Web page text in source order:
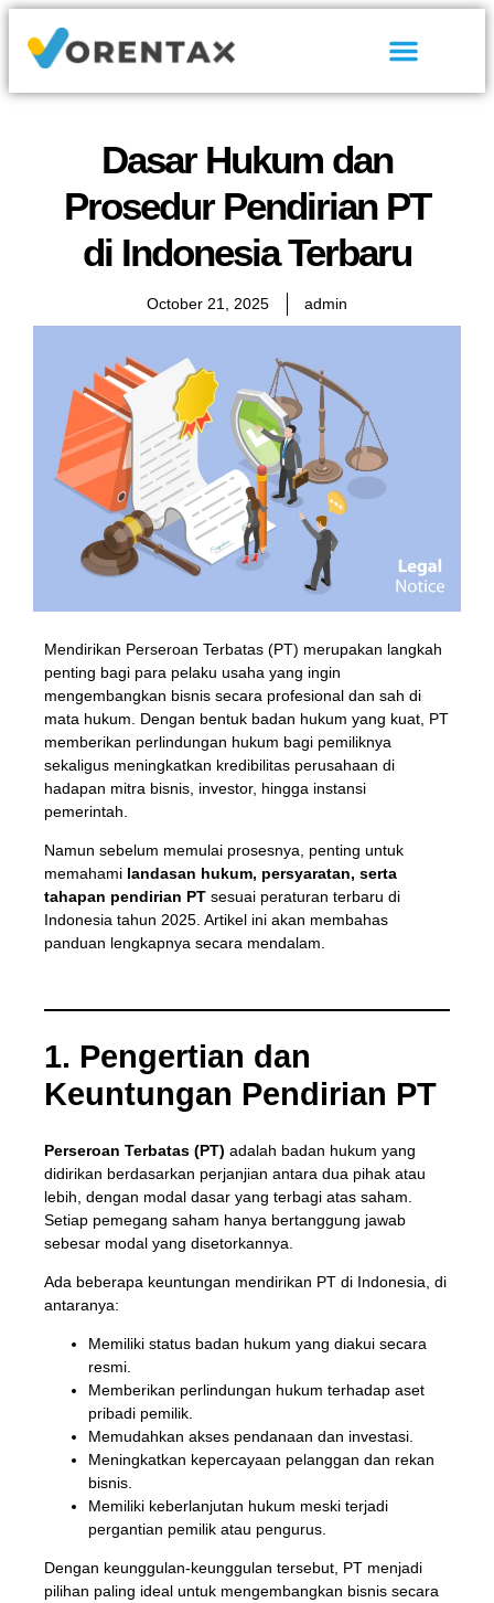
Dasar Hukum dan
Prosedur Pendirian PT
di Indonesia Terbaru
October 21, 2025 admin
Mendirikan Perseroan Terbatas (PT) merupakan langkah
penting bagi para pelaku usaha yang ingin
mengembangkan bisnis secara profesional dan sah di
mata hukum. Dengan bentuk badan hukum yang kuat, PT
memberikan perlindungan hukum bagi pemiliknya
sekaligus meningkatkan kredibilitas perusahaan di
hadapan mitra bisnis, investor, hingga instansi
pemerintah.
Namun sebelum memulai prosesnya, penting untuk
memahami landasan hukum, persyaratan, serta
tahapan pendirian PTsesuai peraturan terbaru di
Indonesia tahun 2025. Artikel ini akan membahas
panduan lengkapnya secara mendalam.
1. Pengertian dan
Keuntungan Pendirian PT
Perseroan Terbatas (PT) adalah badan hukum yang
didirikan berdasarkan perjanjian antara dua pihak atau
lebih, dengan modal dasar yang terbagi atas saham.
Setiap pemegang saham hanya bertanggung jawab
sebesar modal yang disetorkannya.
Ada beberapa keuntungan mendirikan PT di Indonesia, di
antaranya:
Memiliki status badan hukum yang diakui secara
resmi.
Memberikan perlindungan hukum terhadap aset
pribadi pemilik.
Memudahkan akses pendanaan dan investasi.
Meningkatkan kepercayaan pelanggan dan rekan
bisnis.
Memiliki keberlanjutan hukum meski terjadi
pergantian pemilik atau pengurus.
Dengan keunggulan-keunggulan tersebut, PT menjadi
pilihan paling ideal untuk mengembangkan bisnis secara